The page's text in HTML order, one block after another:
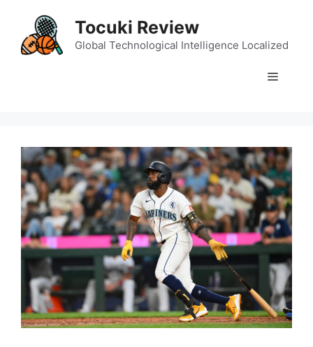
content
Tocuki Review
Global Technological Intelligence Localized
Menu